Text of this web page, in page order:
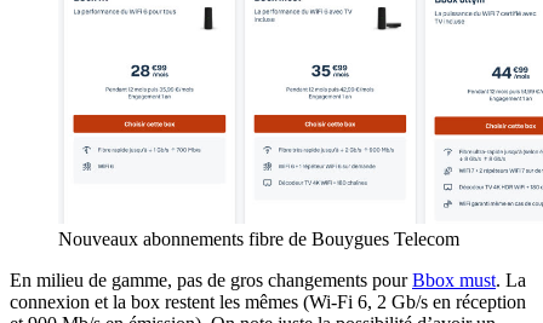
Nouveaux abonnements fibre de Bouygues Telecom
En milieu de gamme, pas de gros changements pourBbox must. La
connexion et la box restent les mêmes (Wi-Fi 6, 2 Gb/s en réception